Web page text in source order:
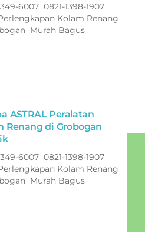
6007 0821-1398-1907
Kolam Renang
Murah Bagus
ASTRAL Peralatan
Renang di Grobogan
6007 0821-1398-1907
Kolam Renang
Murah Bagus